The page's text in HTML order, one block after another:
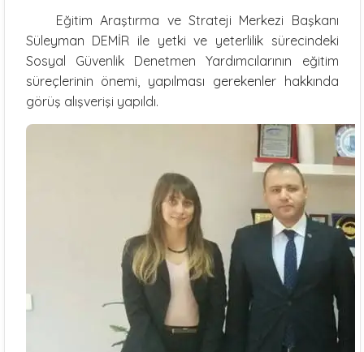
Eğitim Araştırma ve Strateji Merkezi Başkanı
Süleyman DEMİR ile yetki ve yeterlilik sürecindeki
Sosyal Güvenlik Denetmen Yardımcılarının eğitim
süreçlerinin önemi, yapılması gerekenler hakkında
görüş alışverişi yapıldı.